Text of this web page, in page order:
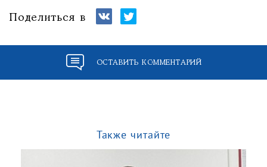
Поделиться в
ОСТАВИТЬ КОММЕНТАРИЙ
Также читайте